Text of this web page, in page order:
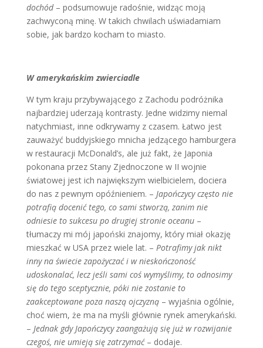
dochód – podsumowuje radośnie, widząc moją
zachwyconą minę. W takich chwilach uświadamiam
sobie, jak bardzo kocham to miasto.
W amerykańskim zwierciadle
W tym kraju przybywającego z Zachodu podróżnika
najbardziej uderzają kontrasty. Jedne widzimy niemal
natychmiast, inne odkrywamy z czasem. Łatwo jest
zauważyć buddyjskiego mnicha jedzącego hamburgera
w restauracji McDonald’s, ale już fakt, że Japonia
pokonana przez Stany Zjednoczone w II wojnie
światowej jest ich największym wielbicielem, dociera
do nas z pewnym opóźnieniem. – Japończycy często nie
potrafią docenić tego, co sami stworzą, zanim nie
odniesie to sukcesu po drugiej stronie oceanu–
tłumaczy mi mój japoński znajomy, który miał okazję
mieszkać w USA przez wiele lat. – Potrafimy jak nikt
inny na świecie zapożyczać i w nieskończoność
udoskonalać, lecz jeśli sami coś wymyślimy, to odnosimy
się do tego sceptycznie, póki nie zostanie to
zaakceptowane poza naszą ojczyzną– wyjaśnia ogólnie,
choć wiem, że ma na myśli głównie rynek amerykański.
– Jednak gdy Japończycy zaangażują się już w rozwijanie
czegoś, nie umieją się zatrzymać– dodaje.